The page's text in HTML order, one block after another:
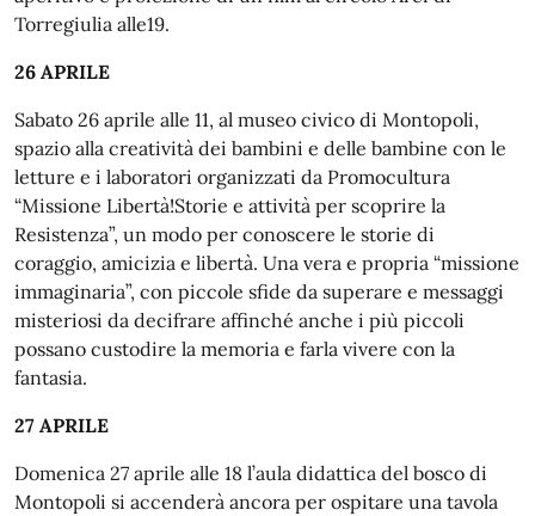
Torregiulia alle19.
26 APRILE
Sabato 26 aprile alle 11, al museo civico di Montopoli,
spazio alla creatività dei bambini e delle bambine con le
letture e i laboratori organizzati da Promocultura
“Missione Libertà!Storie e attività per scoprire la
Resistenza”, un modo per conoscere le storie di
coraggio, amicizia e libertà. Una vera e propria “missione
immaginaria”, con piccole sfide da superare e messaggi
misteriosi da decifrare affinché anche i più piccoli
possano custodire la memoria e farla vivere con la
fantasia.
27 APRILE
Domenica 27 aprile alle 18 l’aula didattica del bosco di
Montopoli si accenderà ancora per ospitare una tavola